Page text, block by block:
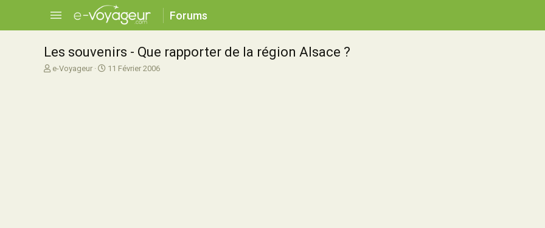
Forums
Les souvenirs - Que rapporter de la région Alsace ?
A
e-Voyageur
D11 Février 2006